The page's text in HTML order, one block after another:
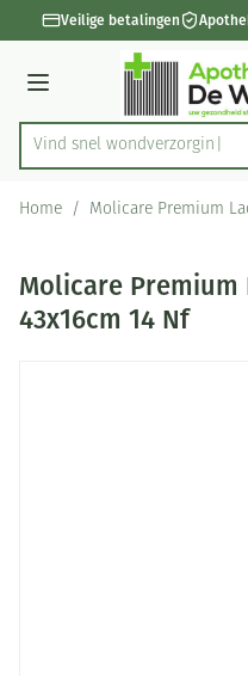
Ga naar de inhoud
1 van 1Veilige betalingen
Menu
Product, merk, categorie...
Vind snel wondv
Home / Molicare Premium
Molicare Premium
43x16cm 14 Nf